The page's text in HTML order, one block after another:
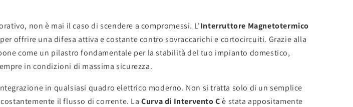
non è mai il caso di scendere a compromessi. L'Interruttore Magnetotermico
offrire una difesa attiva e costante contro sovraccarichi e cortocircuiti. Grazie alla
come un pilastro fondamentale per la stabilità del tuo impianto domestico,
in condizioni di massima sicurezza.
in qualsiasi quadro elettrico moderno. Non si tratta solo di un semplice
il flusso di corrente. LaCurva di Intervento Cè stata appositamente